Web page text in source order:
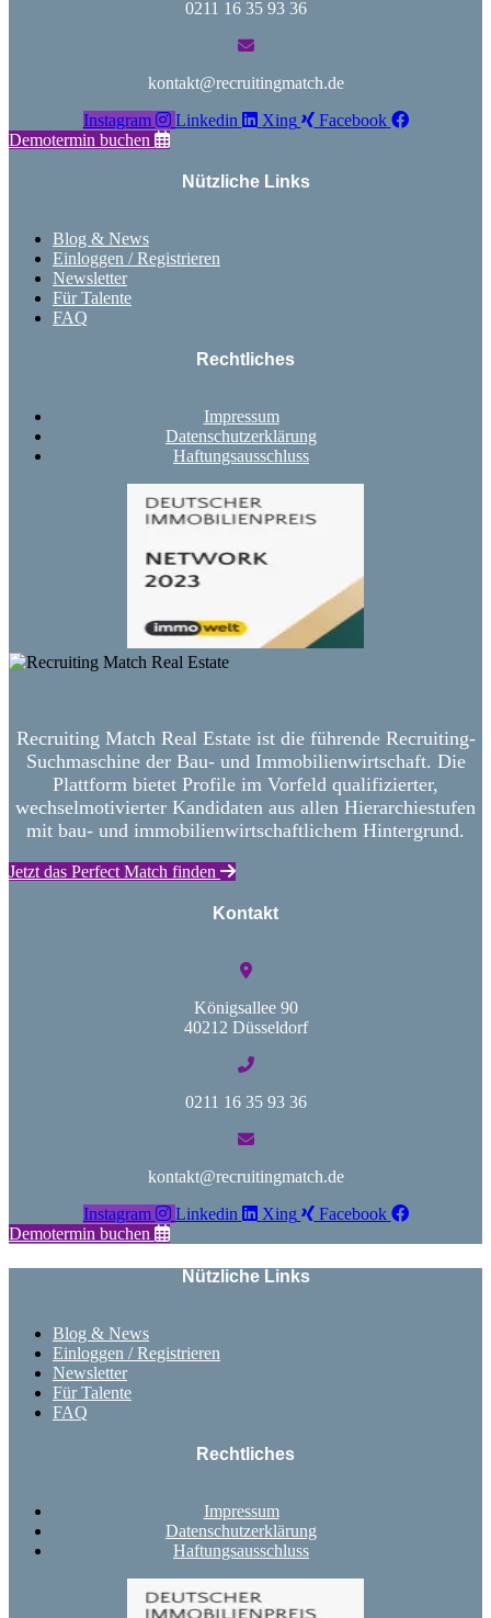
0211 16 35 93 36
kontakt@recruitingmatch.de
Instagram
Linkedin Xing
Facebook
Demotermin buchen
Nützliche Links
Blog & News
Einloggen / Registrieren
Newsletter
Für Talente
FAQ
Rechtliches
Impressum
Datenschutzerklärung
Haftungsausschluss
Recruiting Match Real Estate ist die führende Recruiting-
Suchmaschine der Bau- und Immobilienwirtschaft. Die
Plattform bietet Profile im Vorfeld qualifizierter,
wechselmotivierter Kandidaten aus allen Hierarchiestufen
mit bau- und immobilienwirtschaftlichem Hintergrund.
Jetzt das Perfect Match finden
Kontakt
Königsallee 90
40212 Düsseldorf
0211 16 35 93 36
kontakt@recruitingmatch.de
Instagram
Linkedin Xing
Facebook
Demotermin buchen
Nützliche Links
Blog & News
Einloggen / Registrieren
Newsletter
Für Talente
FAQ
Rechtliches
Impressum
Datenschutzerklärung
Haftungsausschluss